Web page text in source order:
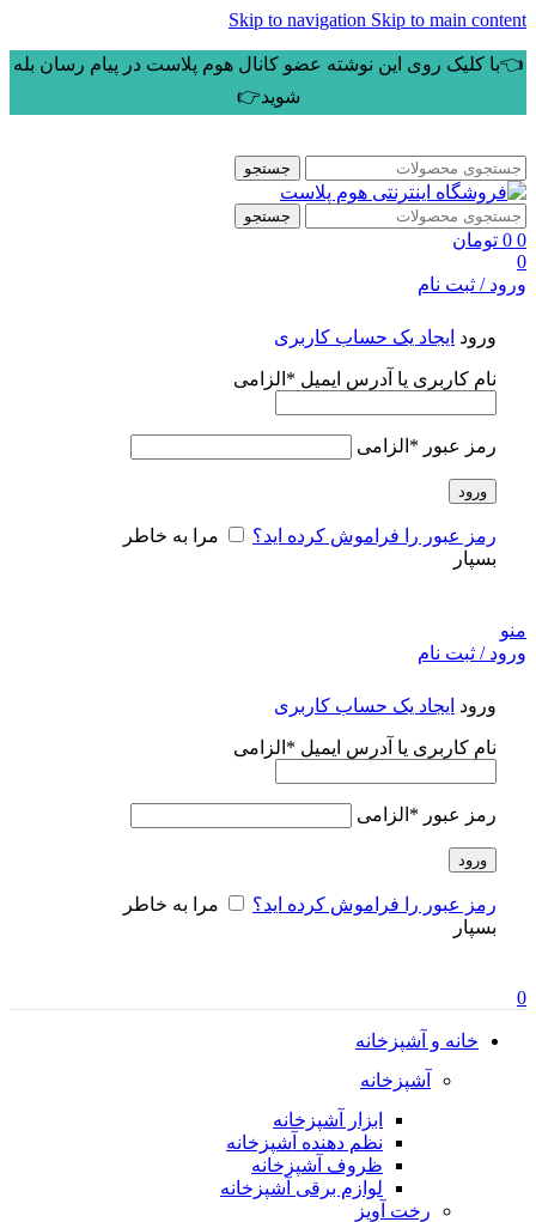
Skip to navigation Skip to main content
👈با کلیک روی این نوشته عضو کانال هوم پلاست در پیام رسان بله
شوید👉
جستجو
جستجو
0
0 تومان
0
ورود / ثبت نام
ورود ایجاد یک حساب کاربری
نام کاربری یا آدرس ایمیل * الزامی
رمز عبور * الزامی
ورود
رمز عبور را فراموش کرده اید؟
مرا به خاطر
بسپار
منو
ورود / ثبت نام
ورود ایجاد یک حساب کاربری
نام کاربری یا آدرس ایمیل * الزامی
رمز عبور * الزامی
ورود
رمز عبور را فراموش کرده اید؟
مرا به خاطر
بسپار
0
خانه و آشپزخانه
آشپزخانه
ابزار آشپزخانه
نظم دهنده آشپزخانه
ظروف آشپزخانه
لوازم برقی آشپزخانه
رخت آویز